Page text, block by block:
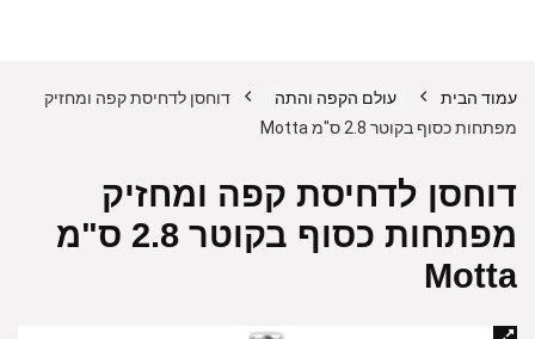
עמוד הבית עולם הקפה והתה
דוחסן לדחיסת קפה ומחזיק
מפתחות כסוף בקוטר 2.8 ס"מ Motta
דוחסן לדחיסת קפה ומחזיק
מפתחות כסוף בקוטר 2.8 ס"מ
Motta